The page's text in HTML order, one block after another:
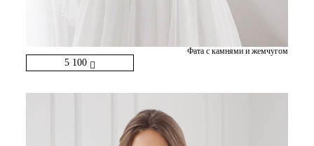
5 100
Фата с камнями и жемчугом